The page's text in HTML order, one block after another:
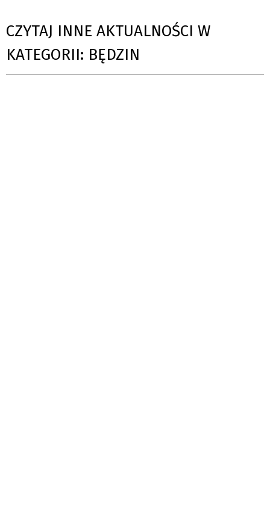
CZYTAJ INNE AKTUALNOŚCI W
KATEGORII: BĘDZIN